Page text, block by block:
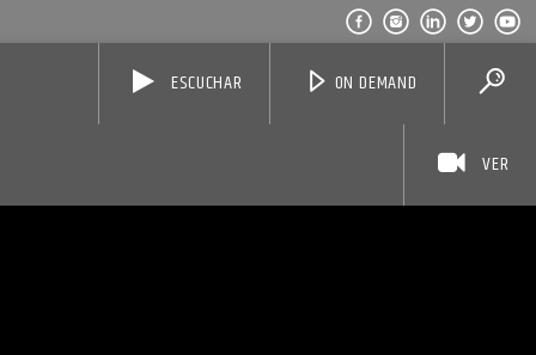
ON DEMAND
ESCUCHAR
VER